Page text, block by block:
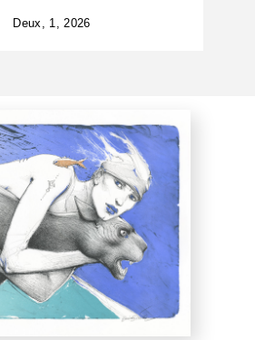
Deux, 1, 2026